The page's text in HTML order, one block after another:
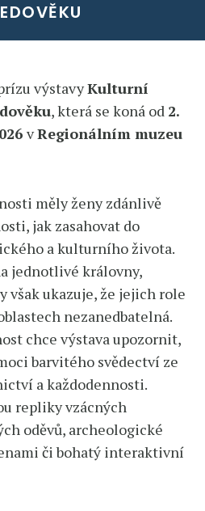
výstavyKulturní
, která se koná od 2.
vRegionálním muzeu
měly ženy zdánlivě
jak zasahovat do
a kulturního života.
jednotlivé královny,
však ukazuje, že jejich role
nezanedbatelná.
chce výstava upozornit,
barvitého svědectví ze
a každodennosti.
repliky vzácných
oděvů, archeologické
či bohatý interaktivní